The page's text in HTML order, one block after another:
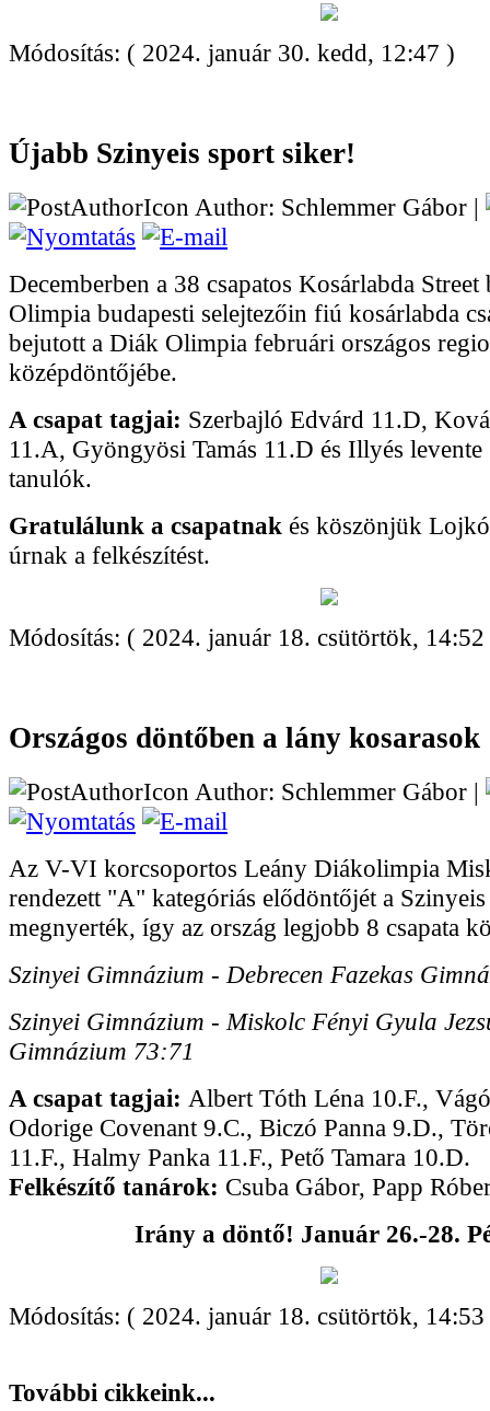
Módosítás: ( 2024. január 30. kedd, 12:47 )
Újabb Szinyeis sport siker!
Author: Schlemmer Gábor |
Decemberben a 38 csapatos Kosárlabda
Olimpia budapesti selejtezőin fiú kosárlabda
bejutott a Diák Olimpia februári országos
középdöntőjébe.
A csapat tagjai: Szerbajló Edvárd 11.D,
11.A, Gyöngyösi Tamás 11.D és Illyés
tanulók.
Gratulálunk a csapatnak és köszönjük
úrnak a felkészítést.
Módosítás: ( 2024. január 18. csütörtök,
Országos döntőben a lány kosarasok
Author: Schlemmer Gábor |
Az V-VI korcsoportos Leány Diákolimpia
rendezett "A" kategóriás elődöntőjét a
megnyerték, így az ország legjobb 8 csapata
Szinyei Gimnázium - Debrecen Fazekas
Szinyei Gimnázium - Miskolc Fényi Gyula
Gimnázium 73:71
A csapat tagjai: Albert Tóth Léna 10.F.,
Odorige Covenant 9.C., Biczó Panna 9.D.,
11.F., Halmy Panka 11.F., Pető Tamara 10.D.
Felkészítő tanárok: Csuba Gábor, Papp
Irány a döntő! Január 26.-28.
Módosítás: ( 2024. január 18. csütörtök,
További cikkeink...